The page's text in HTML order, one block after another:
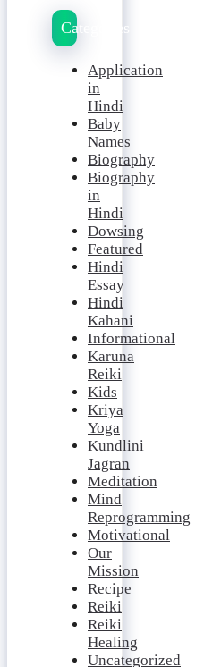
Categories
Application
in
Hindi
Baby
Names
Biography
Biography
in
Hindi
Dowsing
Featured
Hindi
Essay
Hindi
Kahani
Informational
Karuna
Reiki
Kids
Kriya
Yoga
Kundlini
Jagran
Meditation
Mind
Reprogramming
Motivational
Our
Mission
Recipe
Reiki
Reiki
Healing
Uncategorized